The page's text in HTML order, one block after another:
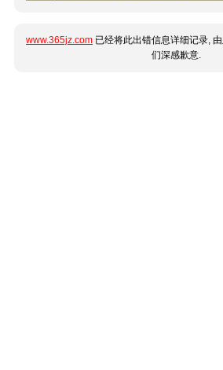
www.365jz.com 已经将此出错信息详细记录,
们深感歉意.